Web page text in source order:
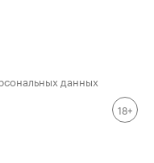
данных
18+